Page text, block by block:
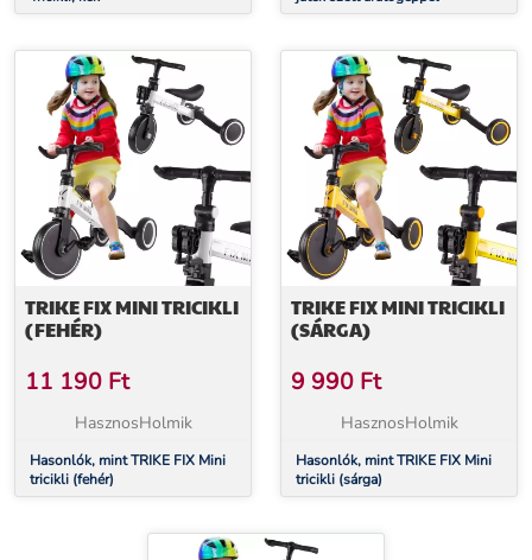
TRIKE FIX MINI TRICIKLI
(FEHÉR)
11 190 Ft
HasznosHolmik
Hasonlók, mint TRIKE FIX Mini
tricikli (fehér)
TRIKE FIX MINI TRICIKLI
(SÁRGA)
9 990 Ft
HasznosHolmik
Hasonlók, mint TRIKE FIX Mini
tricikli (sárga)